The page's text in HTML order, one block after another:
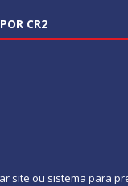
CR2
site ou sistema para